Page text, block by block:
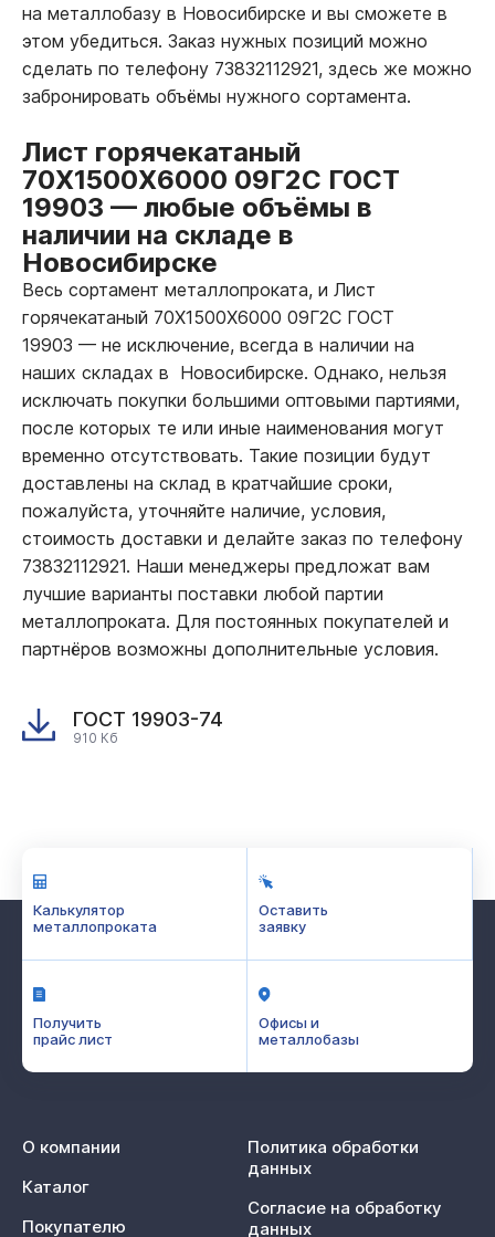
на металлобазу в Новосибирске и вы сможете в
этом убедиться. Заказ нужных позиций можно
сделать по телефону 73832112921, здесь же можно
забронировать объёмы нужного сортамента.
Лист горячекатаный
70Х1500Х6000 09Г2С ГОСТ
19903 — любые объёмы в
наличии на складе в
Новосибирске
Весь сортамент металлопроката, и Лист
горячекатаный 70Х1500Х6000 09Г2С ГОСТ
19903 — не исключение, всегда в наличии на
наших складах в Новосибирске. Однако, нельзя
исключать покупки большими оптовыми партиями,
после которых те или иные наименования могут
временно отсутствовать. Такие позиции будут
доставлены на склад в кратчайшие сроки,
пожалуйста, уточняйте наличие, условия,
стоимость доставки и делайте заказ по телефону
73832112921. Наши менеджеры предложат вам
лучшие варианты поставки любой партии
металлопроката. Для постоянных покупателей и
партнёров возможны дополнительные условия.
ГОСТ 19903-74
910 Кб
Калькулятор
металлопроката
Оставить
заявку
Получить
прайс лист
Офисы и
металлобазы
О компании
Каталог
Покупателю
Политика обработки
данных
Согласие на обработку
данных